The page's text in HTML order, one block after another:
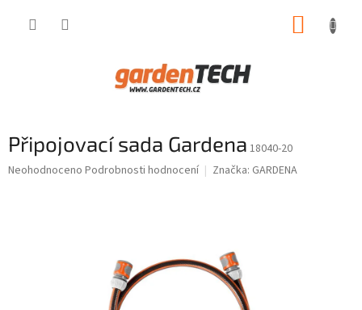
Připojovací sada Gardena 18040-20
Průměrné
Neohodnoceno Podrobnosti hodnocení Značka: GARDENA